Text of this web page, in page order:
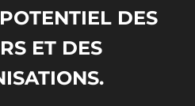
DES
ET DES